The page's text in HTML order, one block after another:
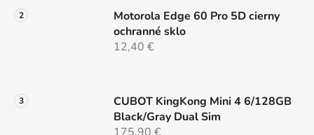
p
i
s
Motorola Edge 60 Pro 5D cierny
ochranné sklo
12,40 €
CUBOT KingKong Mini 4 6/128GB
Black/Gray Dual Sim